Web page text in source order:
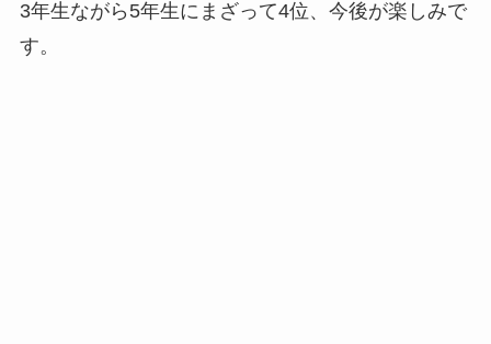
3年生ながら5年生にまざって4位、今後が楽しみで
す。